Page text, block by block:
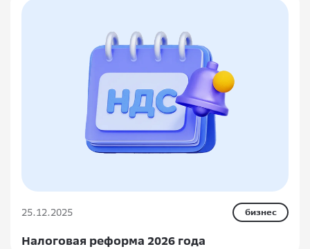
25.12.2025 бизнес
Налоговая реформа 2026 года